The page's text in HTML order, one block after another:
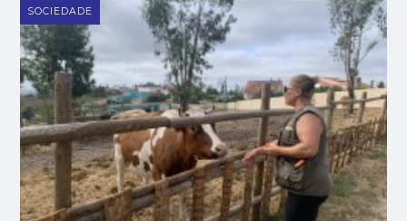
SOCIEDADE